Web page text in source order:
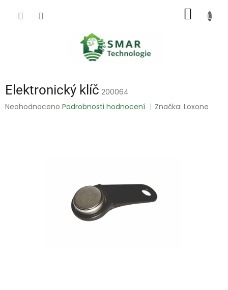
Elektronický klíč 200064
Průměrné
Neohodnoceno Podrobnosti hodnocení Značka:Loxone